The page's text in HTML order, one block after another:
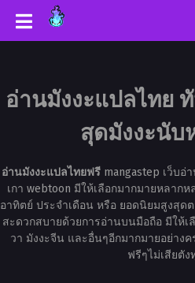
อ่านมังงะแปลไทย
สุดมังงะนับ
อ่านมังงะแปลไทยฟรีmangastep เว็บอ่
เกา webtoon มีให้เลือกมากมายหลาก
อาทิตย์ ประจำเดือน หรือ ยอดนิยมสูงสุด
สะดวกสบายด้วยการอ่านบนมือถือ มีให้เ
วา มังงะจีน และอื่นๆอีกมากมายอย่าง
ฟรีๆไม่เสียตัง